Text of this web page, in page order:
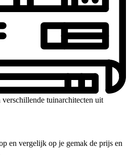
tuinarchitecten uit
en vergelijk op je gemak de prijs en